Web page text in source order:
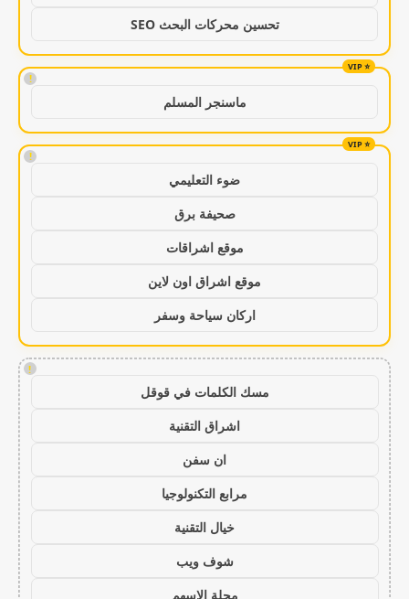
تحسين محركات البحث SEO
!
ماسنجر المسلم
!
ضوء التعليمي
صحيفة برق
موقع اشراقات
موقع اشراق اون لاين
اركان سياحة وسفر
!
مسك الكلمات في قوقل
اشراق التقنية
ان سفن
مرابع التكنولوجيا
خيال التقنية
شوف ويب
مجلة الاسهم